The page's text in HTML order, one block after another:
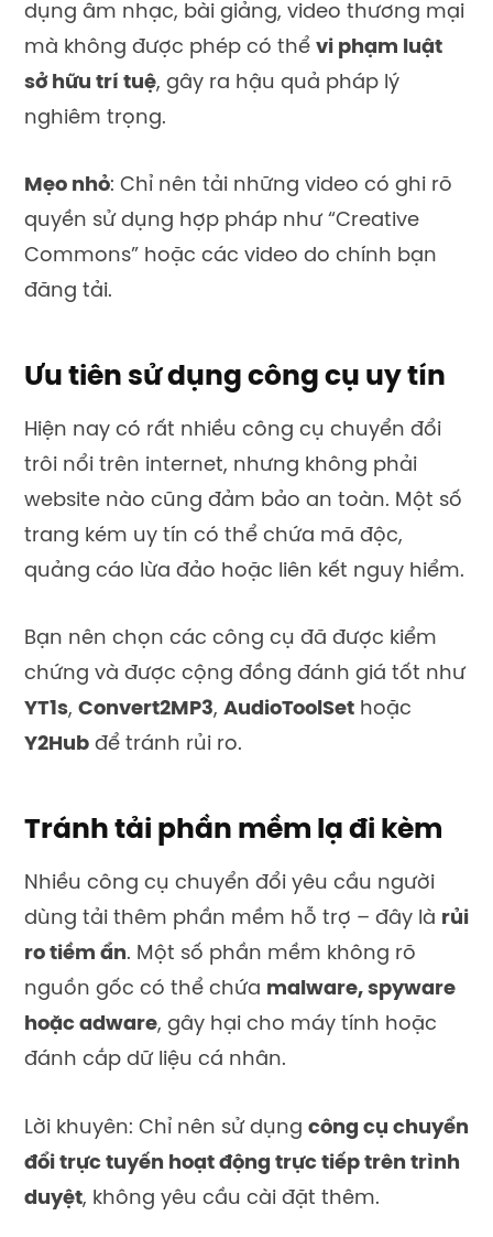
dụng âm nhạc, bài giảng, video thương mại
mà không được phép có thể vi phạm luật
sở hữu trí tuệ, gây ra hậu quả pháp lý
nghiêm trọng.
Mẹo nhỏ: Chỉ nên tải những video có ghi rõ
quyền sử dụng hợp pháp như “Creative
Commons” hoặc các video do chính bạn
đăng tải.
Ưu tiên sử dụng công cụ uy tín
Hiện nay có rất nhiều công cụ chuyển đổi
trôi nổi trên internet, nhưng không phải
website nào cũng đảm bảo an toàn. Một số
trang kém uy tín có thể chứa mã độc,
quảng cáo lừa đảo hoặc liên kết nguy hiểm.
Bạn nên chọn các công cụ đã được kiểm
chứng và được cộng đồng đánh giá tốt như
YT1s, Convert2MP3, AudioToolSet hoặc
Y2Hub để tránh rủi ro.
Tránh tải phần mềm lạ đi kèm
Nhiều công cụ chuyển đổi yêu cầu người
dùng tải thêm phần mềm hỗ trợ – đây là rủi
ro tiềm ẩn. Một số phần mềm không rõ
nguồn gốc có thể chứa malware, spyware
hoặc adware, gây hại cho máy tính hoặc
đánh cắp dữ liệu cá nhân.
Lời khuyên: Chỉ nên sử dụng công cụ chuyển
đổi trực tuyến hoạt động trực tiếp trên trình
duyệt, không yêu cầu cài đặt thêm.